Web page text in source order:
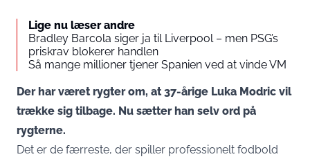
Lige nu læser andre
Bradley Barcola siger ja til Liverpool – men PSG’s
priskrav blokerer handlen
Så mange millioner tjener Spanien ved at vinde VM
Der har været rygter om, at 37-årige Luka Modric vil
trække sig tilbage. Nu sætter han selv ord på
rygterne.
Det er de færreste, der spiller professionelt fodbold